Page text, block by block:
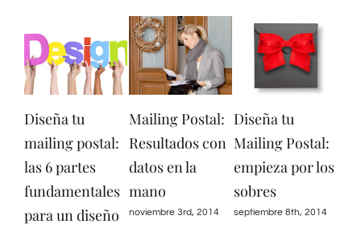
Diseña tu
mailing postal:
las 6 partes
fundamentales
para un diseño
Mailing Postal:
Resultados con
datos en la
mano
noviembre 3rd, 2014
Diseña tu
Mailing Postal:
empieza por los
sobres
septiembre 8th, 2014